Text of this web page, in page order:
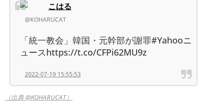
こはる
@KOHARUCAT
「統一教会」韓国・元幹部が謝罪#Yahooニ
ュースhttps://t.co/CFPi62MU9z
2022-07-19 15:55:53
（出典 @KOHARUCAT）